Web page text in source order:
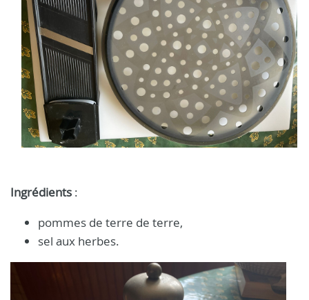
Ingrédients :
pommes de terre de terre,
sel aux herbes.